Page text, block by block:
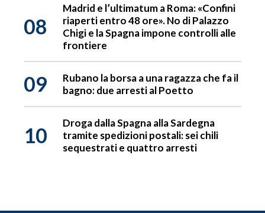
08
Madrid e l’ultimatum a Roma: «Confini
riaperti entro 48 ore». No di Palazzo
Chigi e la Spagna impone controlli alle
frontiere
09
Rubano la borsa a una ragazza che fa il
bagno: due arresti al Poetto
10
Droga dalla Spagna alla Sardegna
tramite spedizioni postali: sei chili
sequestrati e quattro arresti